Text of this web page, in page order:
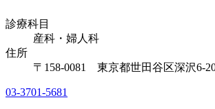
診療科目
産科・婦人科
住所
〒158-0081 東京都世田谷区深沢6-
03-3701-5681